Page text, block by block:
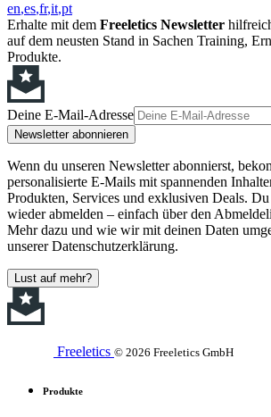
en es fr it pt
Erhalte mit dem Freeletics Newsletter
auf dem neusten Stand in Sachen Training,
Produkte.
Deine E-Mail-Adresse
Newsletter abonnieren
Wenn du unseren Newsletter abonnierst,
personalisierte E-Mails mit spannenden
Produkten, Services und exklusiven Deals.
wieder abmelden – einfach über den
Mehr dazu und wie wir mit deinen Daten
unserer Datenschutzerklärung.
Lust auf mehr?
Freeletics © 2026 Freeletics GmbH
Produkte